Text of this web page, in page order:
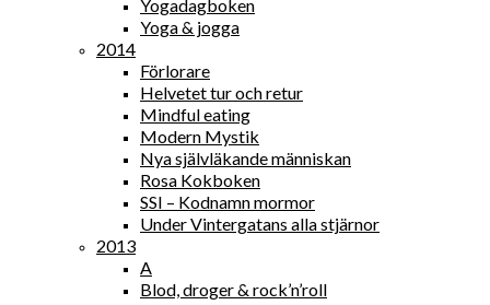
Yogadagboken
Yoga & jogga
2014
Förlorare
Helvetet tur och retur
Mindful eating
Modern Mystik
Nya självläkande människan
Rosa Kokboken
SSI – Kodnamn mormor
Under Vintergatans alla stjärnor
2013
A
Blod, droger & rock’n’roll